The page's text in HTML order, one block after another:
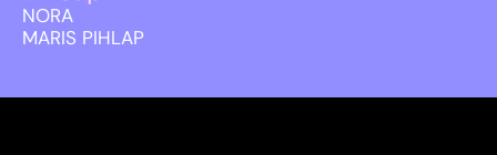
NORA
MARIS PIHLAP